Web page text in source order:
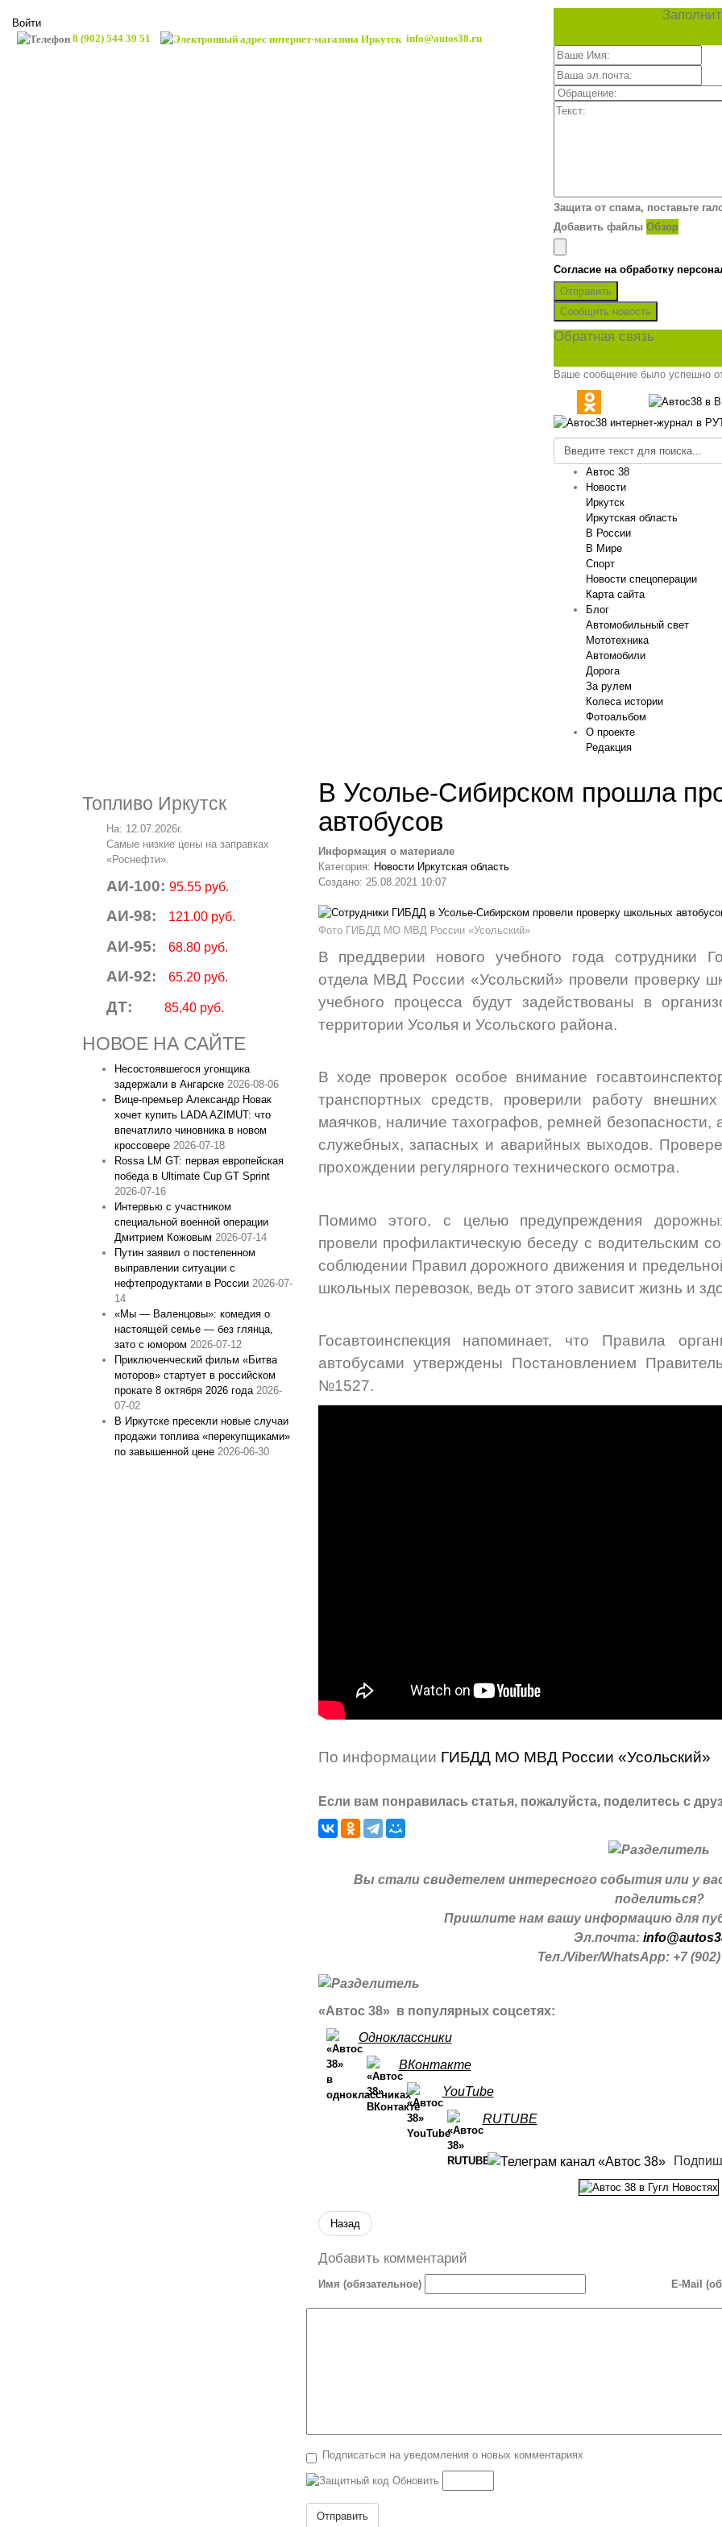
Войти
8 (902) 544 39 51
info@autos38.ru
Защита от спама, поставьте
Добавить файлы Обзор
Согласие на обработку
Отправить
Сообщить новость
Обратная связь
Ваше сообщение было успешно
Автос 38
Новости
Иркутск
Иркутская область
В России
В Мире
Спорт
Новости спецоперации
Карта сайта
Блог
Автомобильный свет
Мототехника
Автомобили
Дорога
За рулем
Колеса истории
Фотоальбом
О проекте
Редакция
Топливо Иркутск
На: 12.07.2026г.
Самые низкие цены на заправках
«Роснефти».
АИ-100: 95.55 руб.
АИ-98: 121.00 руб.
АИ-95: 68.80 руб.
АИ-92: 65.20 руб.
ДТ: 85,40 руб.
НОВОЕ НА САЙТЕ
Несостоявшегося угонщика
задержали в Ангарске 2026-08-06
Вице‑премьер Александр Новак
хочет купить LADA AZIMUT: что
впечатлило чиновника в новом
кроссовере 2026-07-18
Rossa LM GT: первая европейская
победа в Ultimate Cup GT Sprint
2026-07-16
Интервью с участником
специальной военной операции
Дмитрием Кожовым 2026-07-14
Путин заявил о постепенном
выправлении ситуации с
нефтепродуктами в России 2026-07-
14
«Мы — Валенцовы»: комедия о
настоящей семье — без глянца,
зато с юмором 2026-07-12
Приключенческий фильм «Битва
моторов» стартует в российском
прокате 8 октября 2026 года 2026-
07-02
В Иркутске пресекли новые случаи
продажи топлива «перекупщиками»
по завышенной цене 2026-06-30
В Усолье-Сибирском прошла
автобусов
Информация о материале
Категория: Новости Иркутская область
Создано: 25.08.2021 10:07
Фото ГИБДД МО МВД России «Усольский»
В преддверии нового учебного года сотрудники
отдела МВД России «Усольский» провели проверку
учебного процесса будут задействованы в
территории Усолья и Усольского района.
В ходе проверок особое внимание
транспортных средств, проверили работу
маячков, наличие тахографов, ремней безопасности,
служебных, запасных и аварийных выходов.
прохождении регулярного технического осмотра.
Помимо этого, с целью предупреждения
провели профилактическую беседу с водительским
соблюдении Правил дорожного движения и
школьных перевозок, ведь от этого зависит жизнь и
Госавтоинспекция напоминает, что Правила
автобусами утверждены Постановлением
№1527.
По информации ГИБДД МО МВД России «Усольский»
Если вам понравилась статья, пожалуйста, поделитесь с
Вы стали свидетелем интересного события или у
поделиться?
Пришлите нам вашу информацию для
Эл.почта:
Тел./Viber/WhatsApp: +7 (902)
«Автос 38» в популярных соцсетях:
Одноклассники
ВКонтакте
YouTube
RUTUBE
Назад
Добавить комментарий
Имя (обязательное) E-Mail
Подписаться на уведомления о новых комментариях
Обновить
Отправить